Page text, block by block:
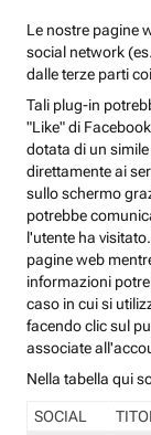
Le nostre pagine
social network
dalle terze parti
Tali plug-in
"Like" di
dotata di un
direttamente ai
sullo schermo
potrebbe
l'utente ha
pagine web
informazioni
caso in cui si
facendo clic sul
associate
Nella tabella qui
SOCIAL